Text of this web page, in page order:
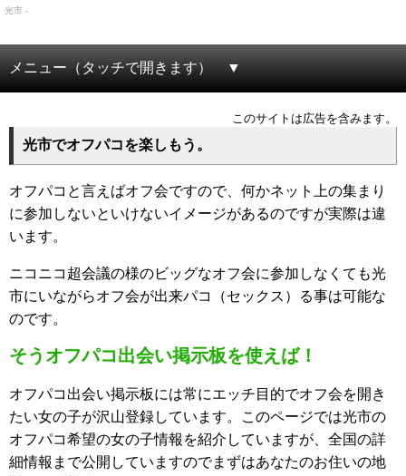
光市 -
メニュー（タッチで開きます）
このサイトは広告を含みます。
光市でオフパコを楽しもう。
オフパコと言えばオフ会ですので、何かネット上の集まり
に参加しないといけないイメージがあるのですが実際は違
います。
ニコニコ超会議の様のビッグなオフ会に参加しなくても光
市にいながらオフ会が出来パコ（セックス）る事は可能な
のです。
そうオフパコ出会い掲示板を使えば！
オフパコ出会い掲示板には常にエッチ目的でオフ会を開き
たい女の子が沢山登録しています。このページでは光市の
オフパコ希望の女の子情報を紹介していますが、全国の詳
細情報まで公開していますのでまずはあなたのお住いの地